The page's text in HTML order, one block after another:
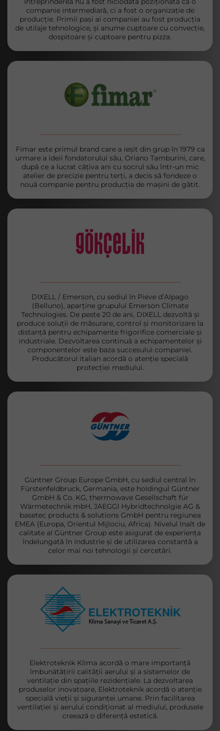
companie intermediară, ci a fost o organizație de
producție. Primii pași ai companiei au fost producția
de utilaje tehnologice, și anume cuptoare cu convecție,
dospitoare și cuptoare pentru pizza.
Fimar este primul brand care a ieșit din grup în 1979 ca
urmare a ideii fondatorului său, Oriano Tamburini, care,
după ce a lucrat câțiva ani cu socrul său într-un mic
atelier de precizie pentru terți, a decis să fondeze o
nouă companie pentru producția de mașini de gătit.
DIXELL / Emerson, cu sediul în Pieve d’Alpago
(Belluno), aparține grupului Emerson Climate
Technologies. De peste 20 de ani, DIXELL dezvoltă și
produce soluții de măsurare, control și monitorizare la
distanță pentru echipamente frigorifice comerciale și
industriale. Dezvoltarea continuă a echipamentelor și
componentelor este baza succesului companiei.
Producătorul italian acordă o atenție specială
protecției mediului.
Güntner Group Europe GmbH, cu sediul central în
Fürstenfeldbruck, Germania, este holdingul Güntner
GmbH & Co. KG, thermowave Gesellschaft für
Wärmetechnik mbH, JAEGGI Hybridtechnolgie AG &
basetec products & solutions GmbH pentru regiunea
EMEA (Europa, Orientul Mijlociu, Africa). Nivelul înalt de
calitate al Güntner Group este asigurat de experiența
îndelungată în industrie și de utilizarea constantă a
celor mai noi tehnologii și cercetări.
Elektroteknik Klima acordă o mare importanță
îmbunătățirii calității aerului și a sistemelor de
ventilație din spațiile rezidențiale. La dezvoltarea
produselor inovatoare, Elektroteknik acordă o atenție
specială vieții și siguranței umane. Prin facilitarea
ventilației și aerului condiționat al mediului, produsele
creează o diferență estetică.